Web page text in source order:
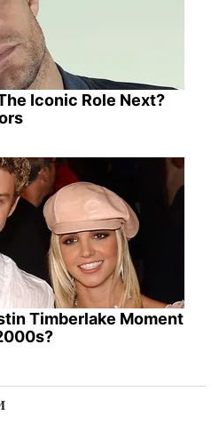
Iconic Role Next?
Timberlake Moment